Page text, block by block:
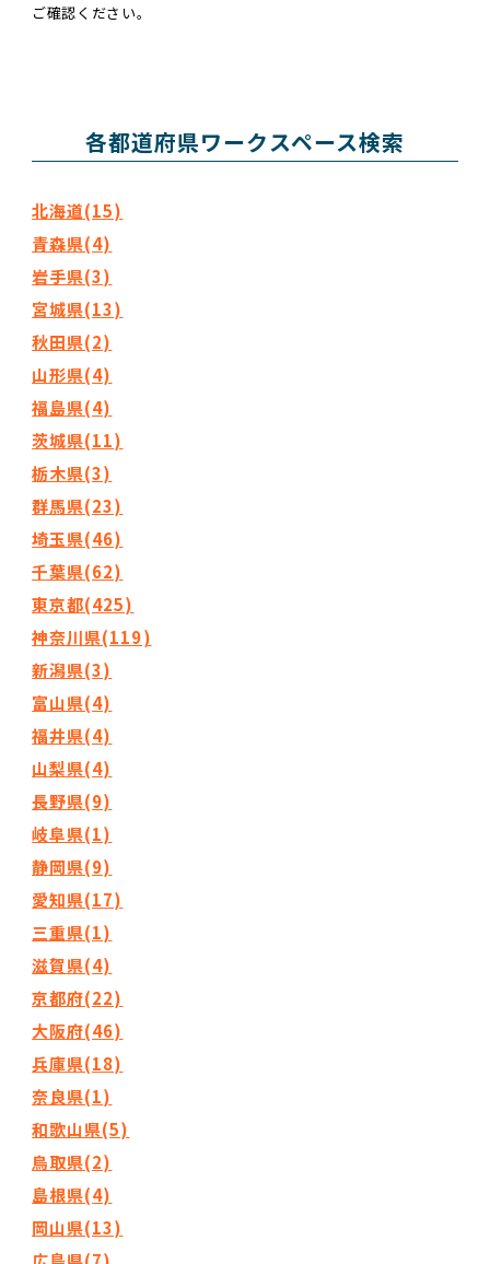
ご確認ください。
各都道府県ワークスペース検索
北海道(15)
青森県(4)
岩手県(3)
宮城県(13)
秋田県(2)
山形県(4)
福島県(4)
茨城県(11)
栃木県(3)
群馬県(23)
埼玉県(46)
千葉県(62)
東京都(425)
神奈川県(119)
新潟県(3)
富山県(4)
福井県(4)
山梨県(4)
長野県(9)
岐阜県(1)
静岡県(9)
愛知県(17)
三重県(1)
滋賀県(4)
京都府(22)
大阪府(46)
兵庫県(18)
奈良県(1)
和歌山県(5)
鳥取県(2)
島根県(4)
岡山県(13)